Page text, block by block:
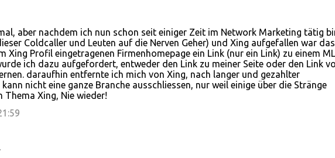
aber nachdem ich nun schon seit einiger Zeit im Network Marketing tätig
Coldcaller und Leuten auf die Nerven Geher) und Xing aufgefallen war
Xing Profil eingetragenen Firmenhomepage ein Link (nur ein Link) zu einem
ich dazu aufgefordert, entweder den Link zu meiner Seite oder den Link
daraufhin entfernte ich mich von Xing, nach langer und gezahlter
nicht eine ganze Branche ausschliessen, nur weil einige über die Stränge
Thema Xing, Nie wieder!